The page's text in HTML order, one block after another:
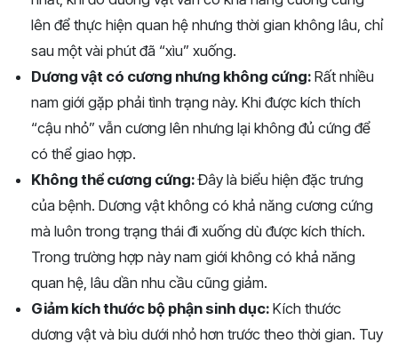
lên để thực hiện quan hệ nhưng thời gian không lâu, chỉ
sau một vài phút đã “xìu” xuống.
Dương vật có cương nhưng không cứng: Rất nhiều
nam giới gặp phải tình trạng này. Khi được kích thích
“cậu nhỏ” vẫn cương lên nhưng lại không đủ cứng để
có thể giao hợp.
Không thể cương cứng:Đây là biểu hiện đặc trưng
của bệnh. Dương vật không có khả năng cương cứng
mà luôn trong trạng thái đi xuống dù được kích thích.
Trong trường hợp này nam giới không có khả năng
quan hệ, lâu dần nhu cầu cũng giảm.
Giảm kích thước bộ phận sinh dục: Kích thước
dương vật và bìu dưới nhỏ hơn trước theo thời gian. Tuy